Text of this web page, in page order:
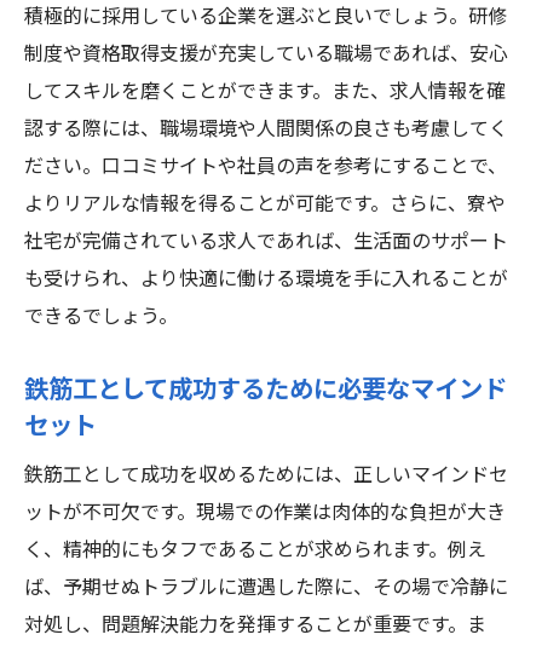
積極的に採用している企業を選ぶと良いでしょう。研修
制度や資格取得支援が充実している職場であれば、安心
してスキルを磨くことができます。また、求人情報を確
認する際には、職場環境や人間関係の良さも考慮してく
ださい。口コミサイトや社員の声を参考にすることで、
よりリアルな情報を得ることが可能です。さらに、寮や
社宅が完備されている求人であれば、生活面のサポート
も受けられ、より快適に働ける環境を手に入れることが
できるでしょう。
鉄筋工として成功するために必要なマインド
セット
鉄筋工として成功を収めるためには、正しいマインドセ
ットが不可欠です。現場での作業は肉体的な負担が大き
く、精神的にもタフであることが求められます。例え
ば、予期せぬトラブルに遭遇した際に、その場で冷静に
対処し、問題解決能力を発揮することが重要です。ま